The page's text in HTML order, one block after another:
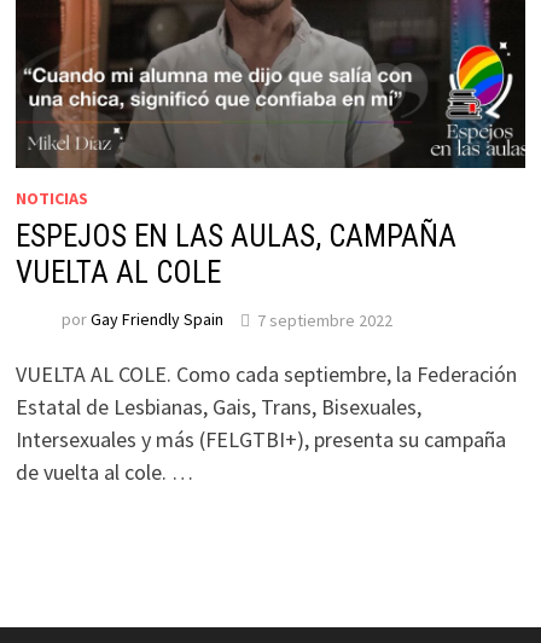
NOTICIAS
ESPEJOS EN LAS AULAS, CAMPAÑA
VUELTA AL COLE
porGay Friendly Spain 7 septiembre 2022
VUELTA AL COLE. Como cada septiembre, la Federación
Estatal de Lesbianas, Gais, Trans, Bisexuales,
Intersexuales y más (FELGTBI+), presenta su campaña
de vuelta al cole. …